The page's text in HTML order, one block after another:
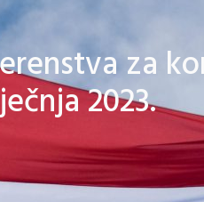
za
2023.